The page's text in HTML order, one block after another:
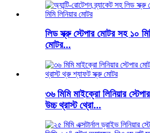
লিড স্ক্রু স্টেপার মোটর সহ ১০
মোটর...
৩৬ মিমি মাইক্রো লিনিয়ার
উচ্চ থ্রাস্ট থ্রো...